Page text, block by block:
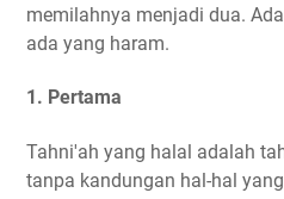
memilahnya menjadi dua.
ada yang haram.
1. Pertama
Tahni'ah yang halal adalah
tanpa kandungan hal-hal